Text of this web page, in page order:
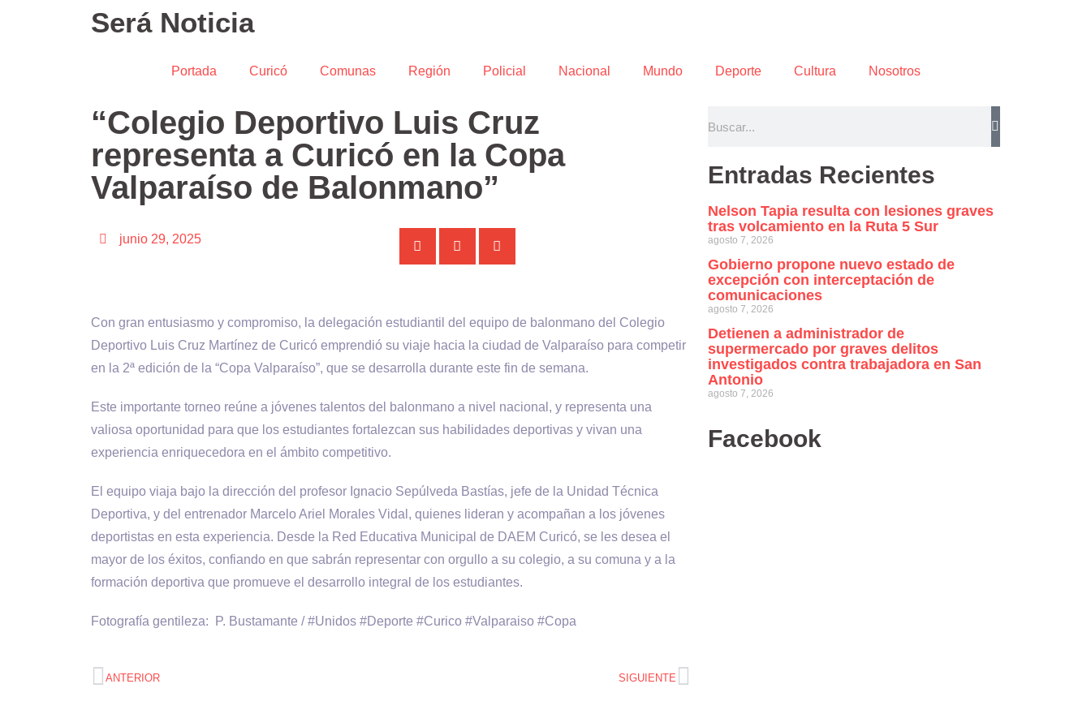
Será Noticia
Portada Curicó Comunas Región Policial Nacional Mundo Deporte Cultura Nosotros
“Colegio Deportivo Luis Cruz
representa a Curicó en la Copa
Valparaíso de Balonmano”
junio 29, 2025
Con gran entusiasmo y compromiso, la delegación estudiantil del equipo de balonmano del Colegio
Deportivo Luis Cruz Martínez de Curicó emprendió su viaje hacia la ciudad de Valparaíso para competir
en la 2ª edición de la “Copa Valparaíso”, que se desarrolla durante este fin de semana.
Este importante torneo reúne a jóvenes talentos del balonmano a nivel nacional, y representa una
valiosa oportunidad para que los estudiantes fortalezcan sus habilidades deportivas y vivan una
experiencia enriquecedora en el ámbito competitivo.
El equipo viaja bajo la dirección del profesor Ignacio Sepúlveda Bastías, jefe de la Unidad Técnica
Deportiva, y del entrenador Marcelo Ariel Morales Vidal, quienes lideran y acompañan a los jóvenes
deportistas en esta experiencia. Desde la Red Educativa Municipal de DAEM Curicó, se les desea el
mayor de los éxitos, confiando en que sabrán representar con orgullo a su colegio, a su comuna y a la
formación deportiva que promueve el desarrollo integral de los estudiantes.
Fotografía gentileza: P. Bustamante / #Unidos #Deporte #Curico #Valparaiso #Copa
ANTERIOR SIGUIENTE
Entradas Recientes
Nelson Tapia resulta con lesiones graves
tras volcamiento en la Ruta 5 Sur
agosto 7, 2026
Gobierno propone nuevo estado de
excepción con interceptación de
comunicaciones
agosto 7, 2026
Detienen a administrador de
supermercado por graves delitos
investigados contra trabajadora en San
Antonio
agosto 7, 2026
Facebook